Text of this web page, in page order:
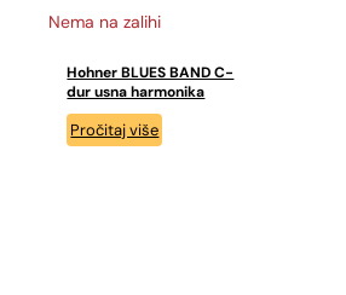
Nema na zalihi
Hohner BLUES BAND C-
dur usna harmonika
Pročitaj više